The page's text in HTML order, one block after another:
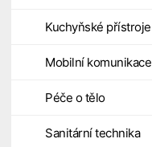
Kuchyňské přístroje
Mobilní komunikace
Péče o tělo
Sanitární technika